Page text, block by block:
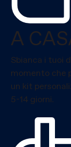
A
Sbianca i tuoi
momento che
un kit
5-14 giorni.